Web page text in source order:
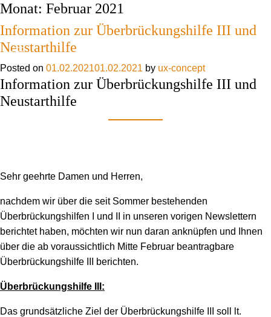
Skip to content
Monat: Februar 2021
Information zur Überbrückungshilfe III und
Neustarthilfe
Posted on 01.02.202101.02.2021 by ux-concept
Information zur Überbrückungshilfe III und
Neustarthilfe
Sehr geehrte Damen und Herren,
nachdem wir über die seit Sommer bestehenden
Überbrückungshilfen I und II in unseren vorigen Newslettern
berichtet haben, möchten wir nun daran anknüpfen und Ihnen
über die ab voraussichtlich Mitte Februar beantragbare
Überbrückungshilfe III berichten.
Überbrückungshilfe III:
Das grundsätzliche Ziel der Überbrückungshilfe III soll lt.